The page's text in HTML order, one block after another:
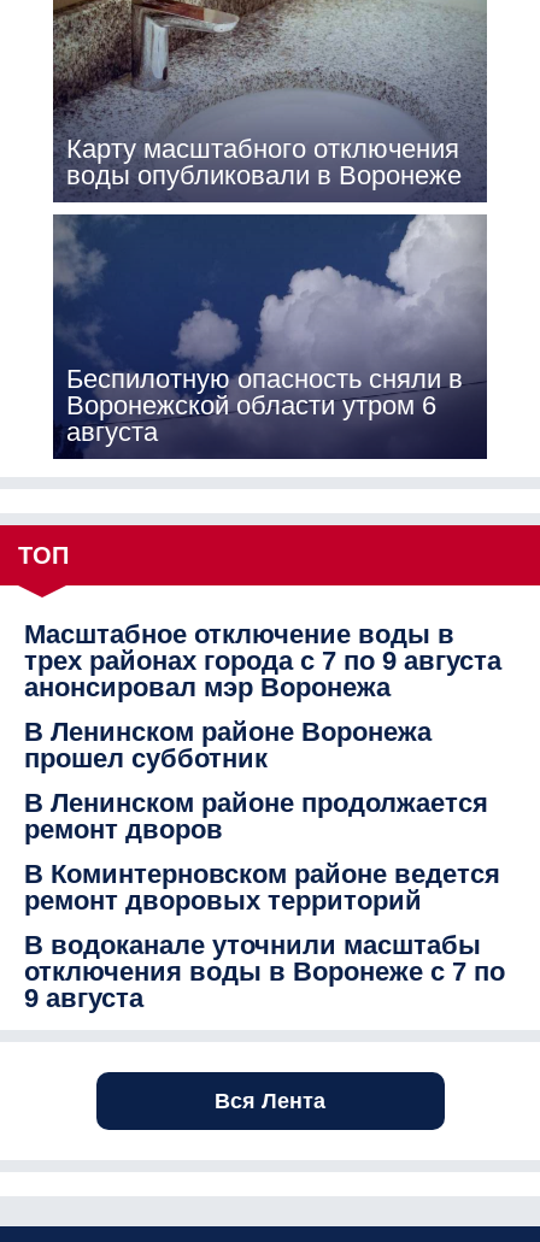
Карту масштабного отключения
воды опубликовали в Воронеже
Беспилотную опасность сняли в
Воронежской области утром 6
августа
ТОП
Масштабное отключение воды в
трех районах города с 7 по 9 августа
анонсировал мэр Воронежа
В Ленинском районе Воронежа
прошел субботник
В Ленинском районе продолжается
ремонт дворов
В Коминтерновском районе ведется
ремонт дворовых территорий
В водоканале уточнили масштабы
отключения воды в Воронеже с 7 по
9 августа
Вся Лента